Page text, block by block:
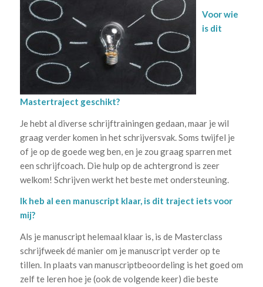
Voor wie
is dit
Mastertraject geschikt?
Je hebt al diverse schrijftrainingen gedaan, maar je wil
graag verder komen in het schrijversvak. Soms twijfel je
of je op de goede weg ben, en je zou graag sparren met
een schrijfcoach. Die hulp op de achtergrond is zeer
welkom! Schrijven werkt het beste met ondersteuning.
Ik heb al een manuscript klaar, is dit traject iets voor
mij?
Als je manuscript helemaal klaar is, is de Masterclass
schrijfweek dé manier om je manuscript verder op te
tillen. In plaats van manuscriptbeoordeling is het goed om
zelf te leren hoe je (ook de volgende keer) die beste